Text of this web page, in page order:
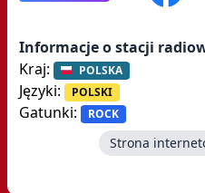
Informacje o stacji
Kraj:
POLSKA
Języki: POLSKI
Gatunki: ROCK
Strona